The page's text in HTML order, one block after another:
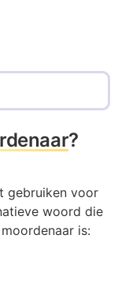
?
gebruiken voor
woord die
is: